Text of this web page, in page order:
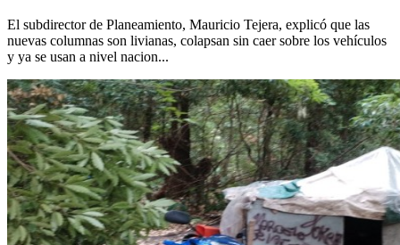
El subdirector de Planeamiento, Mauricio Tejera, explicó que las
nuevas columnas son livianas, colapsan sin caer sobre los vehículos
y ya se usan a nivel nacion...